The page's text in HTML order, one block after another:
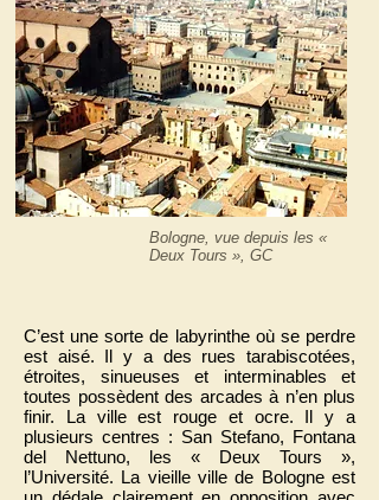
Bologne, vue depuis les «
Deux Tours », GC
C’est une sorte de labyrinthe où se perdre
est aisé. Il y a des rues tarabiscotées,
étroites, sinueuses et interminables et
toutes possèdent des arcades à n’en plus
finir. La ville est rouge et ocre. Il y a
plusieurs centres : San Stefano, Fontana
del Nettuno, les « Deux Tours »,
l’Université. La vieille ville de Bologne est